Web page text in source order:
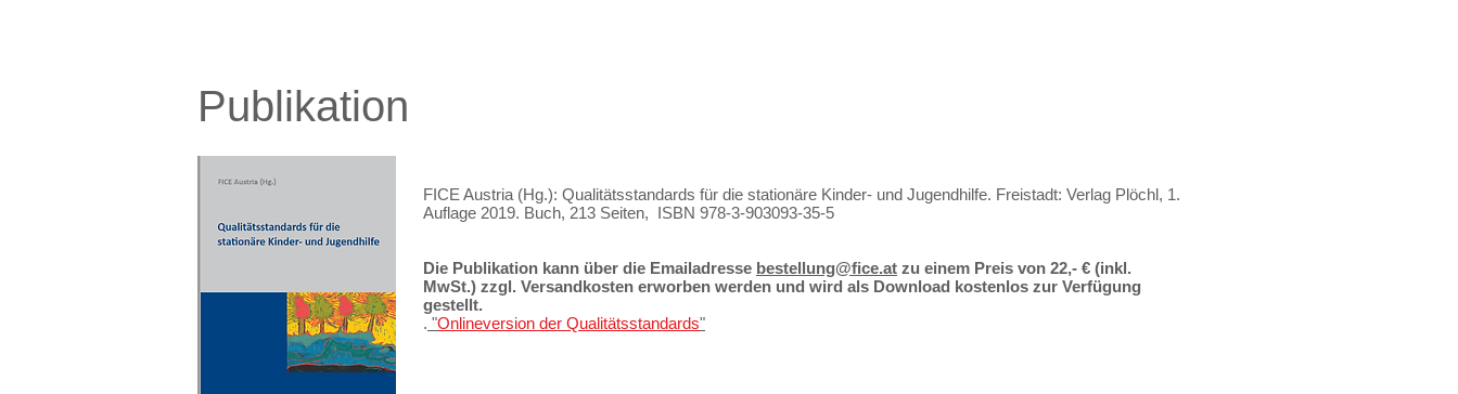
Publikation
FICE Austria (Hg.): Qualitätsstandards für die stationäre Kinder- und Jugendhilfe. Freistadt: Verlag Plöchl, 1.
Auflage 2019. Buch, 213 Seiten, ISBN 978-3-903093-35-5
Die Publikation kann über die Emailadresse bestellung@fice.at zu einem Preis von 22,- € (inkl.
MwSt.) zzgl. Versandkosten erworben werden und wird als Download kostenlos zur Verfügung
gestellt.
. "Onlineversion der Qualitätsstandards"